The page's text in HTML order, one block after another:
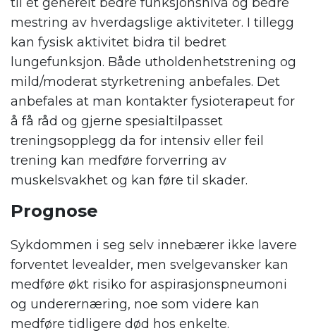
mestring av hverdagslige aktiviteter. I tillegg
kan fysisk aktivitet bidra til bedret
lungefunksjon. Både utholdenhetstrening og
mild/moderat styrketrening anbefales. Det
anbefales at man kontakter fysioterapeut for
å få råd og gjerne spesialtilpasset
treningsopplegg da for intensiv eller feil
trening kan medføre forverring av
muskelsvakhet og kan føre til skader.
Prognose
Sykdommen i seg selv innebærer ikke lavere
forventet levealder, men svelgevansker kan
medføre økt risiko for aspirasjonspneumoni
og underernæring, noe som videre kan
medføre tidligere død hos enkelte.